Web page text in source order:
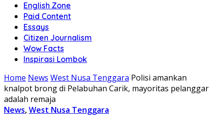
English Zone
Paid Content
Essays
Citizen Journalism
Wow Facts
Inspirasi Lombok
Home News West Nusa Tenggara Polisi amankan
knalpot brong di Pelabuhan Carik, mayoritas pelanggar
adalah remaja
News,West Nusa Tenggara